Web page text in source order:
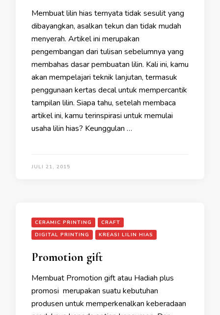
Membuat lilin hias ternyata tidak sesulit yang
dibayangkan, asalkan tekun dan tidak mudah
menyerah. Artikel ini merupakan
pengembangan dari tulisan sebelumnya yang
membahas dasar pembuatan lilin. Kali ini, kamu
akan mempelajari teknik lanjutan, termasuk
penggunaan kertas decal untuk mempercantik
tampilan lilin. Siapa tahu, setelah membaca
artikel ini, kamu terinspirasi untuk memulai
usaha lilin hias? Keunggulan …
JULI 21, 2015
CERAMIC PRINTING
CRAFT
DIGITAL PRINTING
KREASI LILIN HIAS
Promotion gift
Membuat Promotion gift atau Hadiah plus
promosi merupakan suatu kebutuhan
produsen untuk memperkenalkan keberadaan